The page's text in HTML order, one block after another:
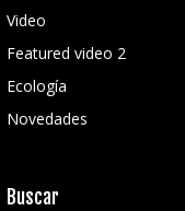
Video
Featured video 2
Ecología
Novedades
Buscar